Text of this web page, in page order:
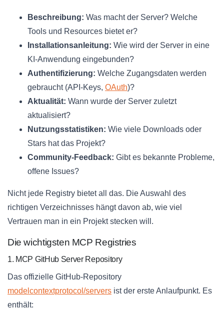
Beschreibung: Was macht der Server? Welche
Tools und Resources bietet er?
Installationsanleitung: Wie wird der Server in eine
KI-Anwendung eingebunden?
Authentifizierung: Welche Zugangsdaten werden
gebraucht (API-Keys, OAuth)?
Aktualität: Wann wurde der Server zuletzt
aktualisiert?
Nutzungsstatistiken: Wie viele Downloads oder
Stars hat das Projekt?
Community-Feedback: Gibt es bekannte Probleme,
offene Issues?
Nicht jede Registry bietet all das. Die Auswahl des
richtigen Verzeichnisses hängt davon ab, wie viel
Vertrauen man in ein Projekt stecken will.
Die wichtigsten MCP Registries
1. MCP GitHub Server Repository
Das offizielle GitHub-Repository
modelcontextprotocol/servers ist der erste Anlaufpunkt. Es
enthält: